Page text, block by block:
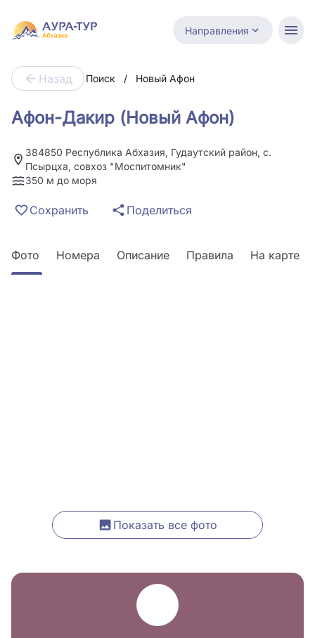
Направления
Назад Поиск / Новый Афон
Афон-Дакир (Новый Афон)
384850 Республика Абхазия, Гудаутский район, с.
Псырцха, совхоз "Моспитомник"
350 м до моря
Сохранить Поделиться
Фото Номера Описание Правила На карте
Показать все фото